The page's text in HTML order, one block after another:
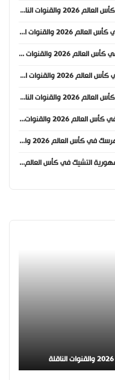
موعد مباراة أستراليا وتركيا في كأس العالم 2026 والقنوات الناقلة
موعد مباراة ألمانيا وكوراساو في كأس العالم 2026 والقنوات الناقلة
موعد مباراة هايتي واسكتلندا في كأس العالم 2026 والقنوات الناقلة
موعد مباراة البرازيل والمغرب في كأس العالم 2026 والقنوات الناقلة
موعد مباراة قطر وسويسرا في كأس العالم 2026 والقنوات الناقلة
موعد مباراة أمريكا والباراغواي في كأس العالم 2026 والقنوات الناقلة
موعد مباراة كندا والبوسنة والهرسك في كأس العالم 2026 والقنوات الناقلة
موعد مباراة كوريا الجنوبية وجمهورية التشيك في كأس العالم 2026 والقنوات الناقلة